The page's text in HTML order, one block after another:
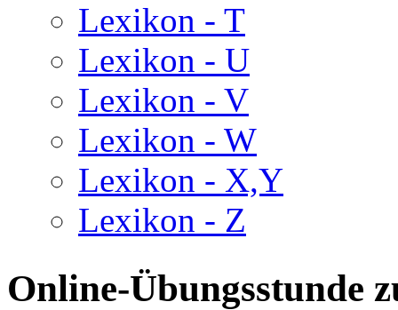
Lexikon - T
Lexikon - U
Lexikon - V
Lexikon - W
Lexikon - X,Y
Lexikon - Z
Online-Übungsstunde